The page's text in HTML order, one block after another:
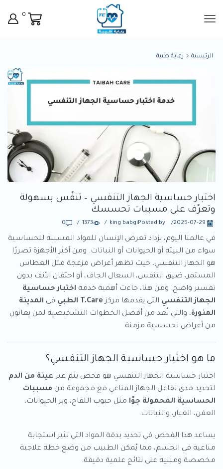
0
الرئيسية رعاية طيبة
اختبار حساسية الجهاز التنفسي – تنفّس بسهولة
وتعرّف على مسببات تحسسك
/
Posted by
king babgi
/
1373
/
0
في عالمنا اليوم، يزداد تعرض الإنسان للمواد المسببة للحساسية
سواء من البيئة أو الحيوانات أو النباتات. ومن أكثر الأجهزة تضررًا
هو الجهاز التنفسي، حيث تظهر أعراض مزعجة مثل العطاس
المستمر، ضيق التنفس، السعال الجاف، أو احتقان الأنف بدون
تفسير واضح. ومن هنا، جاءت أهمية خدمة اختبار حساسية
الجهاز التنفسي التي يقدمها مركزT.Care الطبي في المدينة
المنورة، والتي تُعد من أفضل الخطوات التشخيصية لمن يعانون
من أعراض تحسسية مزمنة.
ما هو اختبار حساسية الجهاز التنفسي؟
اختبار حساسية الجهاز التنفسي هو فحص يتم عبر عينة من الدم
لتحديد مدى تفاعل الجهاز المناعي مع مجموعة من مسببات
الحساسية المحمولة جوًا مثل حبوب اللقاح، وبر الحيوانات،
العفن، الغبار، والنباتات.
يساعد هذا الفحص في تحديد بدقة المواد التي تثير استجابة
مناعية في الجسم، مما يُمكن الطبيب من وضع خطة علاجية
مخصصة ومبنية على نتائج علمية دقيقة.